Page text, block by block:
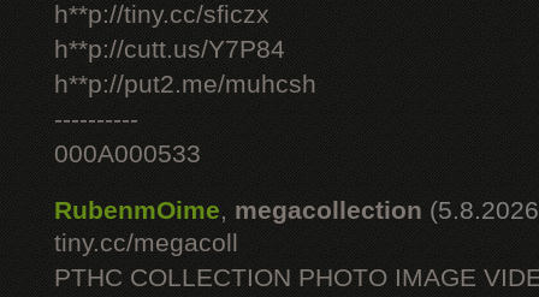
h**p://tiny.cc/sficzx
h**p://cutt.us/Y7P84
h**p://put2.me/muhcsh
----------
000A000533
RubenmOime, megacollection
tiny.cc/megacoll
PTHC COLLECTION PHOTO IMAGE